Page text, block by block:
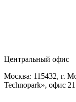
Центральный офис
Москва: 115432, г.
Technopark», офис